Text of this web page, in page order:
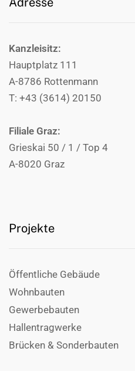
Kanzleisitz:
Hauptplatz 111
A-8786 Rottenmann
T: +43 (3614) 20150
Filiale Graz:
Grieskai 50 / 1 / Top 4
A-8020 Graz
Projekte
Öffentliche Gebäude
Wohnbauten
Gewerbebauten
Hallentragwerke
Brücken & Sonderbauten